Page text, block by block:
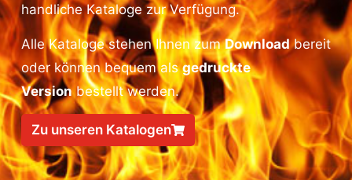
handliche Kataloge zur Verfügung.
Alle Kataloge stehen Ihnen zumDownloadbereit
oder können bequem alsgedruckte
Versionbestellt werden.
Zu unseren Katalogen